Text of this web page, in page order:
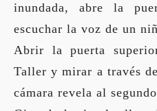
inundada, abre la
escuchar la voz de un
Abrir la puerta
Taller y mirar a través
cámara revela al